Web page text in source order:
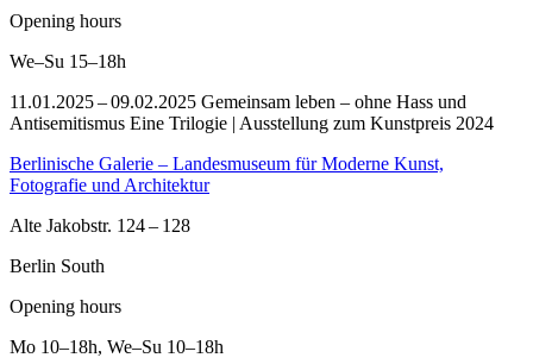
Opening hours
We–Su 15–18h
11.01.2025 – 09.02.2025 Gemeinsam leben – ohne Hass und
Antisemitismus Eine Trilogie | Ausstellung zum Kunstpreis 2024
Berlinische Galerie – Landesmuseum für Moderne Kunst,
Fotografie und Architektur
Alte Jakobstr. 124 – 128
Berlin South
Opening hours
Mo 10–18h, We–Su 10–18h